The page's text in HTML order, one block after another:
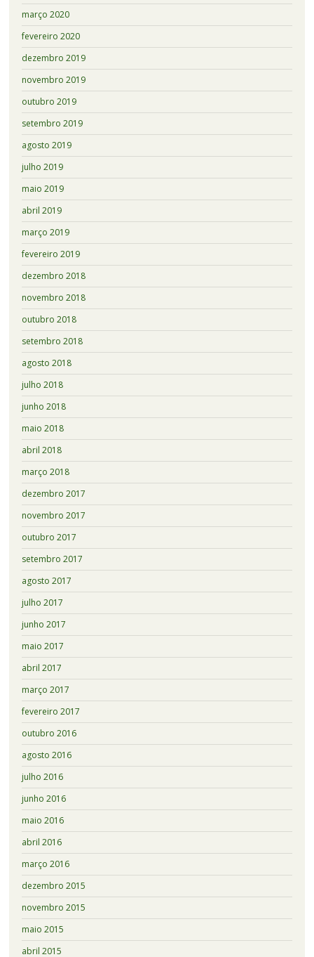
março 2020
fevereiro 2020
dezembro 2019
novembro 2019
outubro 2019
setembro 2019
agosto 2019
julho 2019
maio 2019
abril 2019
março 2019
fevereiro 2019
dezembro 2018
novembro 2018
outubro 2018
setembro 2018
agosto 2018
julho 2018
junho 2018
maio 2018
abril 2018
março 2018
dezembro 2017
novembro 2017
outubro 2017
setembro 2017
agosto 2017
julho 2017
junho 2017
maio 2017
abril 2017
março 2017
fevereiro 2017
outubro 2016
agosto 2016
julho 2016
junho 2016
maio 2016
abril 2016
março 2016
dezembro 2015
novembro 2015
maio 2015
abril 2015